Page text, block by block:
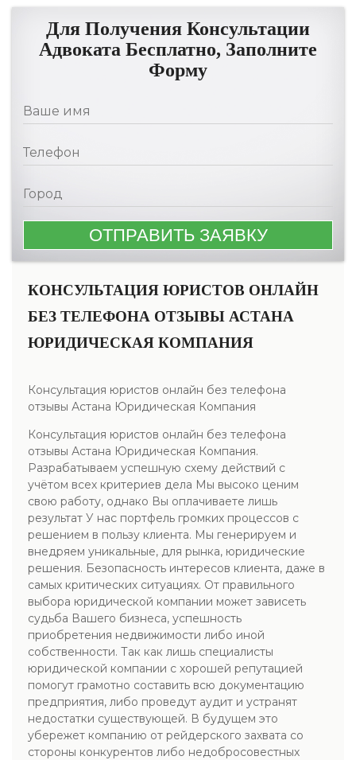
Для Получения Консультации
Адвоката Бесплатно, Заполните
Форму
КОНСУЛЬТАЦИЯ ЮРИСТОВ ОНЛАЙН
БЕЗ ТЕЛЕФОНА ОТЗЫВЫ АСТАНА
ЮРИДИЧЕСКАЯ КОМПАНИЯ
Консультация юристов онлайн без телефона
отзывы Астана Юридическая Компания
Консультация юристов онлайн без телефона
отзывы Астана Юридическая Компания.
Разрабатываем успешную схему действий с
учётом всех критериев дела Мы высоко ценим
свою работу, однако Вы оплачиваете лишь
результат У нас портфель громких процессов с
решением в пользу клиента. Мы генерируем и
внедряем уникальные, для рынка, юридические
решения. Безопасность интересов клиента, даже в
самых критических ситуациях. От правильного
выбора юридической компании может зависеть
судьба Вашего бизнеса, успешность
приобретения недвижимости либо иной
собственности. Так как лишь специалисты
юридической компании с хорошей репутацией
помогут грамотно составить всю документацию
предприятия, либо проведут аудит и устранят
недостатки существующей. В будущем это
убережет компанию от рейдерского захвата со
стороны конкурентов либо недобросовестных